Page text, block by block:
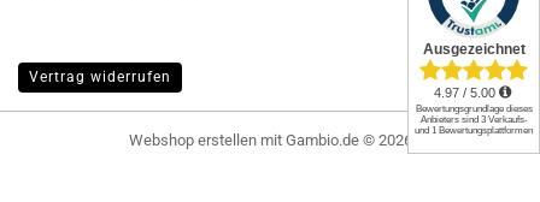
Vertrag widerrufen
Webshop erstellenmit Gambio.de © 2026